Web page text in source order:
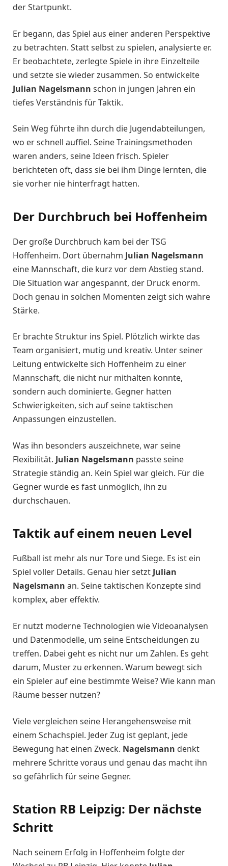
der Startpunkt.
Er begann, das Spiel aus einer anderen Perspektive
zu betrachten. Statt selbst zu spielen, analysierte er.
Er beobachtete, zerlegte Spiele in ihre Einzelteile
und setzte sie wieder zusammen. So entwickelte
Julian Nagelsmann schon in jungen Jahren ein
tiefes Verständnis für Taktik.
Sein Weg führte ihn durch die Jugendabteilungen,
wo er schnell auffiel. Seine Trainingsmethoden
waren anders, seine Ideen frisch. Spieler
berichteten oft, dass sie bei ihm Dinge lernten, die
sie vorher nie hinterfragt hatten.
Der Durchbruch bei Hoffenheim
Der große Durchbruch kam bei der TSG
Hoffenheim. Dort übernahm Julian Nagelsmann
eine Mannschaft, die kurz vor dem Abstieg stand.
Die Situation war angespannt, der Druck enorm.
Doch genau in solchen Momenten zeigt sich wahre
Stärke.
Er brachte Struktur ins Spiel. Plötzlich wirkte das
Team organisiert, mutig und kreativ. Unter seiner
Leitung entwickelte sich Hoffenheim zu einer
Mannschaft, die nicht nur mithalten konnte,
sondern auch dominierte. Gegner hatten
Schwierigkeiten, sich auf seine taktischen
Anpassungen einzustellen.
Was ihn besonders auszeichnete, war seine
Flexibilität. Julian Nagelsmann passte seine
Strategie ständig an. Kein Spiel war gleich. Für die
Gegner wurde es fast unmöglich, ihn zu
durchschauen.
Taktik auf einem neuen Level
Fußball ist mehr als nur Tore und Siege. Es ist ein
Spiel voller Details. Genau hier setztJulian
Nagelsmann an. Seine taktischen Konzepte sind
komplex, aber effektiv.
Er nutzt moderne Technologien wie Videoanalysen
und Datenmodelle, um seine Entscheidungen zu
treffen. Dabei geht es nicht nur um Zahlen. Es geht
darum, Muster zu erkennen. Warum bewegt sich
ein Spieler auf eine bestimmte Weise? Wie kann man
Räume besser nutzen?
Viele vergleichen seine Herangehensweise mit
einem Schachspiel. Jeder Zug ist geplant, jede
Bewegung hat einen Zweck. Nagelsmann denkt
mehrere Schritte voraus und genau das macht ihn
so gefährlich für seine Gegner.
Station RB Leipzig: Der nächste
Schritt
Nach seinem Erfolg in Hoffenheim folgte der